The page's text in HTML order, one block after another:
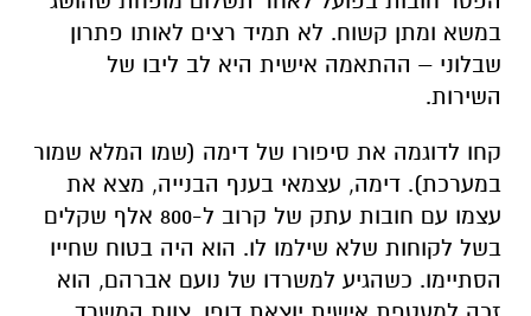
במשא ומתן קשוח. לא תמיד רצים לאותו פתרון
שבלוני – ההתאמה אישית היא לב ליבו של
השירות.
קחו לדוגמה את סיפורו של דימה (שמו המלא שמור
במערכת). דימה, עצמאי בענף הבנייה, מצא את
עצמו עם חובות עתק של קרוב ל-800 אלף שקלים
בשל לקוחות שלא שילמו לו. הוא היה בטוח שחייו
הסתיימו. כשהגיע למשרדו של נועם אברהם, הוא